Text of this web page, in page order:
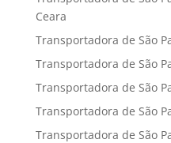
Ceara
Transportadora de São
Transportadora de São
Transportadora de São
Transportadora de São
Transportadora de São